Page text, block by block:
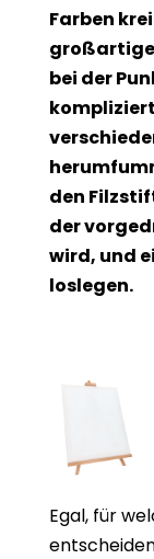
Farben
bei der
den
der
wird, und
loslegen.
Egal, für